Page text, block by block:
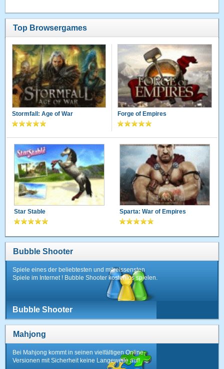
Top Browsergames
Stormfall: Age of War Forge of Empires
Star Stable Sparta: War of Empires
Bubble Shooter
Spiele eines der beliebtesten und mitreissensten
Spiele im Internet ! Bubble Shooter kostenlos spielen.
Bubble Shooter
Mahjong
Bei Mahjong kommt in seinen vielfältigen Online-
Versionen mit Sicherheit keine Langeweile auf!